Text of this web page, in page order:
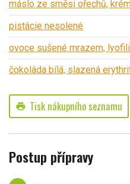
máslo ze směsi ořechů,
pistácie nesolené
ovoce sušené mrazem,
čokoláda bílá, slazená
print Tisk nákupního seznamu
Postup přípravy